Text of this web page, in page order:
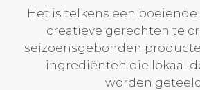
Het is telkens een
creatieve gerechten te
seizoensgebonden
ingrediënten die lokaal
worden